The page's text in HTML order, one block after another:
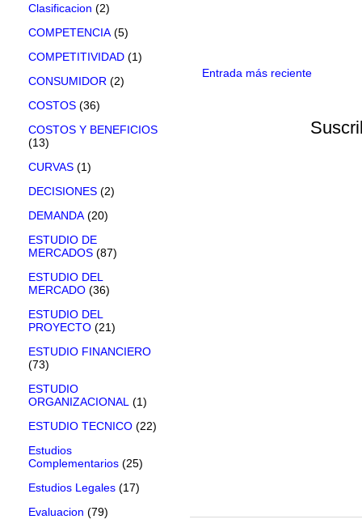
Entrada más reciente
Clasificacion (2)
COMPETENCIA (5)
COMPETITIVIDAD (1)
CONSUMIDOR (2)
COSTOS (36)
COSTOS Y BENEFICIOS
(13)
CURVAS (1)
DECISIONES (2)
DEMANDA (20)
ESTUDIO DE
MERCADOS (87)
ESTUDIO DEL
MERCADO (36)
ESTUDIO DEL
PROYECTO (21)
ESTUDIO FINANCIERO
(73)
ESTUDIO
ORGANIZACIONAL (1)
ESTUDIO TECNICO (22)
Estudios
Complementarios (25)
Estudios Legales (17)
Evaluacion (79)